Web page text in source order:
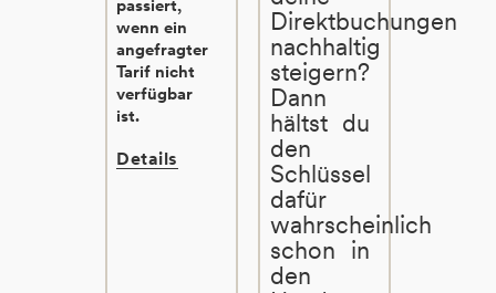
passiert,
wenn ein
angefragter
Tarif nicht
verfügbar
ist.
Details
Direktbuchungen
nachhaltig
steigern?
Dann
hältst du
den
Schlüssel
dafür
wahrscheinlich
schon in
den